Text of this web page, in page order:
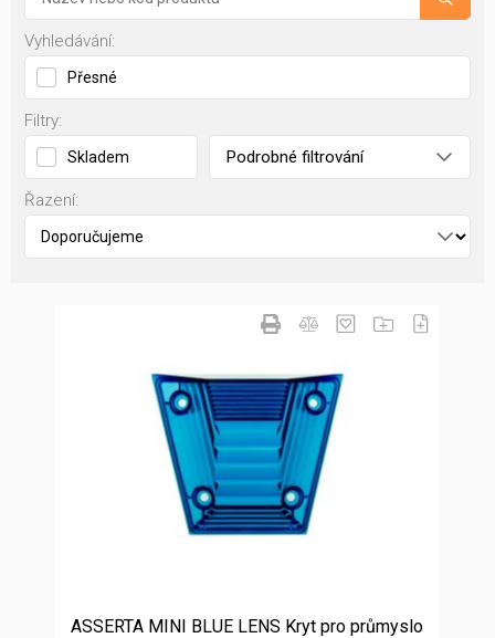
Vyhledávání:
Přesné
Filtry:
Skladem Podrobné filtrování
Řazení:
ASSERTA MINI BLUE LENS Kryt pro průmyslo